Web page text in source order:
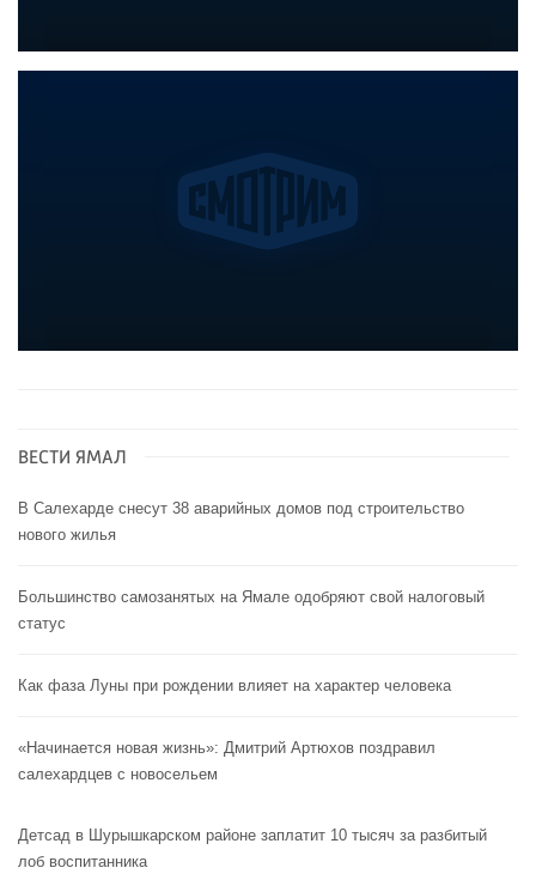
ВЕСТИ ЯМАЛ
В Салехарде снесут 38 аварийных домов под строительство
нового жилья
Большинство самозанятых на Ямале одобряют свой налоговый
статус
Как фаза Луны при рождении влияет на характер человека
«Начинается новая жизнь»: Дмитрий Артюхов поздравил
салехардцев с новосельем
Детсад в Шурышкарском районе заплатит 10 тысяч за разбитый
лоб воспитанника